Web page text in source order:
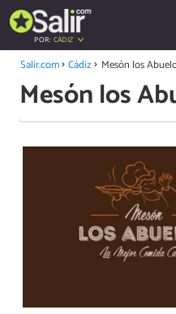
POR: CÁDIZ
Salir.com Cádiz Mesón los
Mesón los